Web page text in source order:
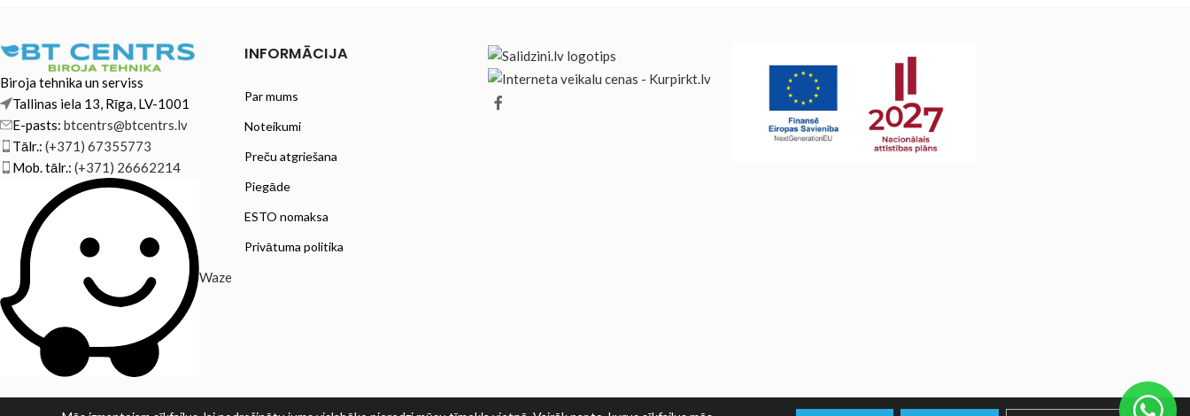
Biroja tehnika un serviss
Tallinas iela 13, Rīga, LV-1001
E-pasts: btcentrs@btcentrs.lv
Tālr.: (+371) 67355773
Mob. tālr.: (+371) 26662214
Waze
INFORMĀCIJA
Par mums
Noteikumi
Preču atgriešana
Piegāde
ESTO nomaksa
Privātuma politika